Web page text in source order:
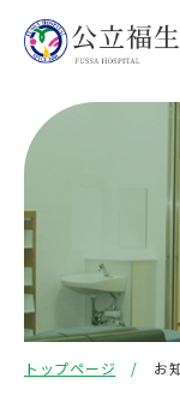
トップページ お